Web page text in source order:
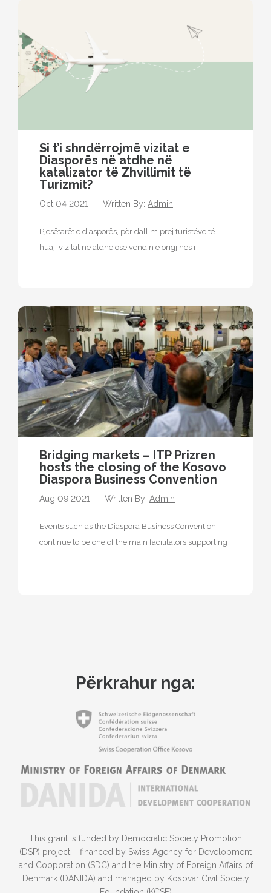
Si t’i shndërrojmë vizitat e
Diasporës ​​në atdhe në
katalizator të Zhvillimit të
Turizmit?
Oct 04 2021 Written By: Admin
Pjesëtarët e diasporës, për dallim prej turistëve të
huaj, vizitat në atdhe ose vendin e origjinës i
Bridging markets – ITP Prizren
hosts the closing of the Kosovo
Diaspora Business Convention
Aug 09 2021 Written By: Admin
Events such as the Diaspora Business Convention
continue to be one of the main facilitators supporting
Përkrahur nga:
This grant is funded by Democratic Society Promotion
(DSP) project – financed by Swiss Agency for Development
and Cooporation (SDC) and the Ministry of Foreign Affairs of
Denmark (DANIDA) and managed by Kosovar Civil Society